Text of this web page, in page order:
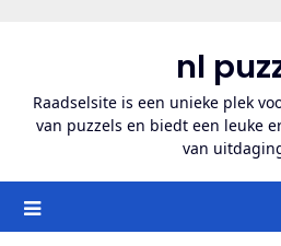
inhoud
nl
Raadselsite is een unieke plek
van puzzels en biedt een leuke
van